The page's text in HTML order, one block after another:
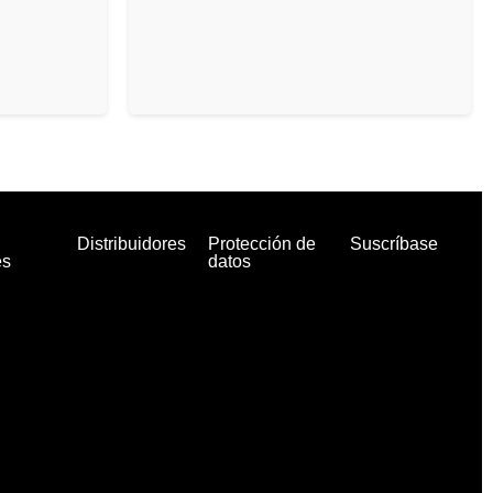
Distribuidores
Protección de
datos
Suscríbase